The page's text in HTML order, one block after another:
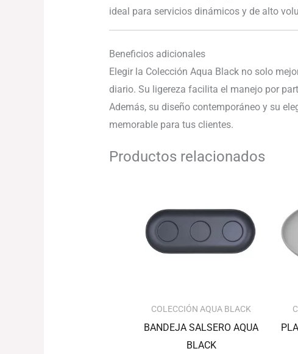
ideal para servicios dinámicos y de alto
Beneficios adicionales
Elegir la Colección Aqua Black no solo
diario. Su ligereza facilita el manejo por
Además, su diseño contemporáneo y su
memorable para tus clientes.
Productos relacionados
COLECCIÓN AQUA BLACK
BANDEJA SALSERO AQUA
BLACK
era:
337.21€.
es:
303.49€.